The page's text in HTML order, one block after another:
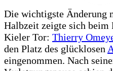
Die wichtigste Änderung
Halbzeit zeigte sich beim
Kieler Tor: Thierry
den Platz des glücklosen
eingenommen. Nach